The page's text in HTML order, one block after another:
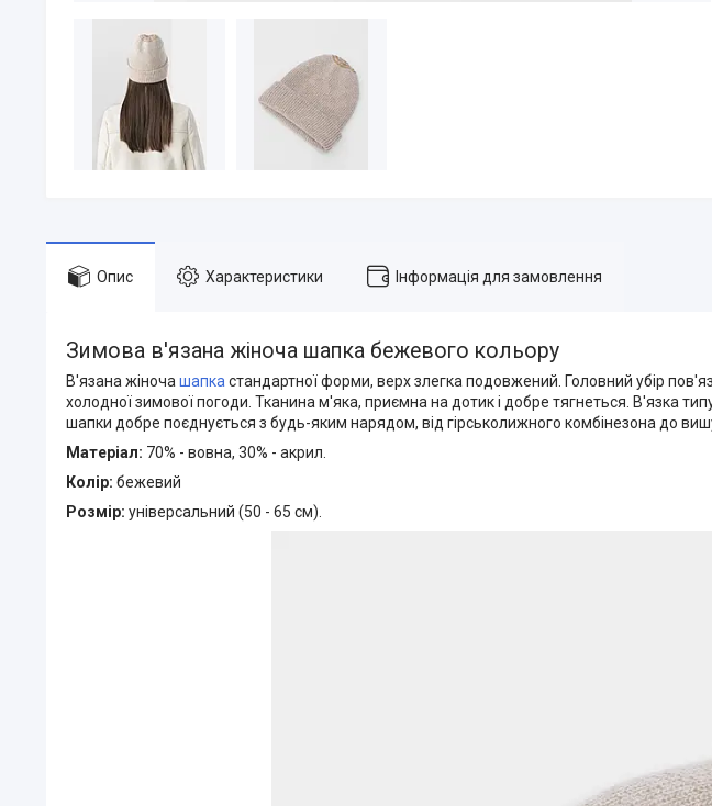
Опис Характеристики Інформація для замовлення
Зимова в'язана жіноча шапка бежевого кольору
В'язана жіночашапкастандартної форми, верх злегка подовжений. Головний убір
холодної зимової погоди. Тканина м'яка, приємна на дотик і добре тягнеться. В'язка
шапки добре поєднується з будь-яким нарядом, від гірськолижного комбінезона до
Матеріал: 70% - вовна, 30% - акрил.
Колір: бежевий
Розмір: універсальний (50 - 65 см).